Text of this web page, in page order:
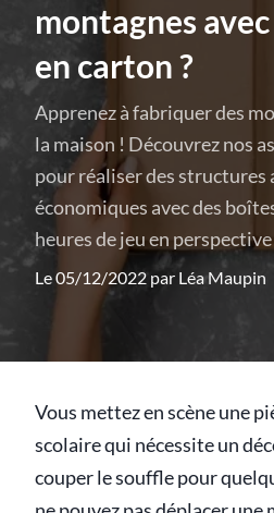
montagnes
en carton ?
Apprenez à fabriquer des
la maison ! Découvrez nos
pour réaliser des structures
économiques avec des
heures de jeu en
Le 05/12/2022 par Léa Maupin
Vous mettez en scène une
scolaire qui nécessite un
couper le souffle pour